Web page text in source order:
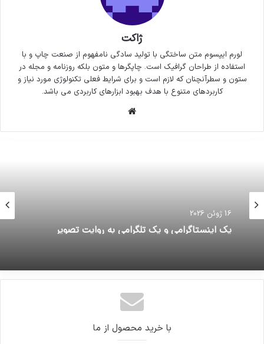
ژاکت
لورم ایپسوم متن ساختگی با تولید سادگی نامفهوم از صنعت چاپ و با
استفاده از طراحان گرافیک است. چاپگرها و متون بلکه روزنامه و مجله در
ستون و سطرآنچنان که لازم است و برای شرایط فعلی تکنولوژی مورد نیاز و
کاربردهای متنوع با هدف بهبود ابزارهای کاربردی می باشد.
16 ژوئن 2026
یک اینستاگرامی و یک تلگرامی به روایت تصویر
با خرید محصول از ما